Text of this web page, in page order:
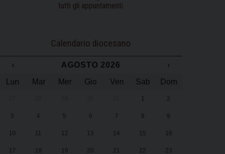
tutti gli appuntamenti
Calendario diocesano
‹ AGOSTO 2026
›
Lun
Mar Mer Gio Ven Sab Dom
1 2
3 4 5 6 7 8 9
10 11 12 13 14 15 16
17 18 19 20 21 22 23